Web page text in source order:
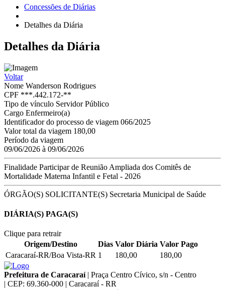
Concessões de Diárias
Detalhes da Diária
Detalhes da Diária
Voltar
Nome Wanderson Rodrigues
CPF ***.442.172-**
Tipo de vínculo Servidor Público
Cargo Enfermeiro(a)
Identificador do processo de viagem 066/2025
Valor total da viagem 180,00
Período da viagem
09/06/2026 à 09/06/2026
Finalidade Participar de Reunião Ampliada dos Comitês de
Mortalidade Materna Infantil e Fetal - 2026
ÓRGÃO(S) SOLICITANTE(S) Secretaria Municipal de Saúde
DIÁRIA(S) PAGA(S)
Clique para retrair
Origem/Destino
Dias Valor Diária Valor Pago
Caracaraí-RR/Boa Vista-RR 1 180,00 180,00
Prefeitura de Caracaraí | Praça Centro Cívico, s/n - Centro
| CEP: 69.360-000 | Caracaraí - RR